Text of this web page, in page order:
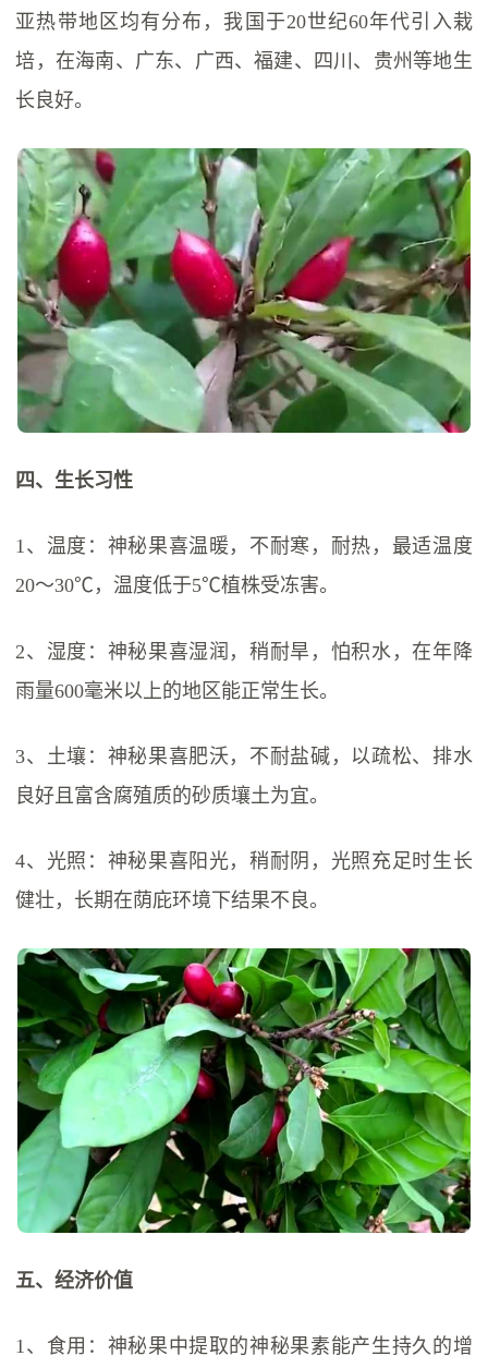
亚热带地区均有分布，我国于20世纪60年代引入栽
培，在海南、广东、广西、福建、四川、贵州等地生
长良好。
四、生长习性
1、温度：神秘果喜温暖，不耐寒，耐热，最适温度
20～30℃，温度低于5℃植株受冻害。
2、湿度：神秘果喜湿润，稍耐旱，怕积水，在年降
雨量600毫米以上的地区能正常生长。
3、土壤：神秘果喜肥沃，不耐盐碱，以疏松、排水
良好且富含腐殖质的砂质壤土为宜。
4、光照：神秘果喜阳光，稍耐阴，光照充足时生长
健壮，长期在荫庇环境下结果不良。
五、经济价值
1、食用：神秘果中提取的神秘果素能产生持久的增